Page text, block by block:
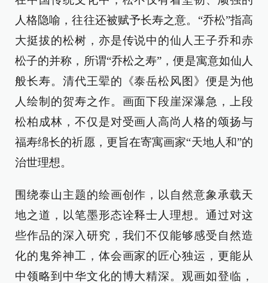
人格隐喻，往往还被赋予长寿之意。“乔松”指高
大挺拔的松树，亦是传说中的仙人王子乔和赤
松子的并称，所谓“乔松之寿”，便是寓意如仙人
般长寿。清代王翚的《泰岳松风图》便是为他
人绘制的贺寿之作。画面下段崖深瀑急，上段
松柏成林，不仅是对受画人高尚人格的颂扬与
福寿绵长的祈愿，更旨在寄寓画家“天地人和”的
治世理想。
围绕泰山主题的绘画创作，以自然意象承载天
地之道，以笔墨形态诠释士人理想。通过对这
些作品的深入研究，我们不仅能够感受自然造
化的鬼斧神工，体会画家的匠心独运，更能从
中领略到中华文化的博大精深。观画如登临，